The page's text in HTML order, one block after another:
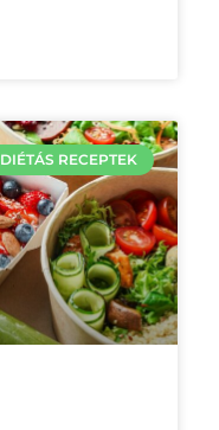
DIÉTÁS RECEPTEK